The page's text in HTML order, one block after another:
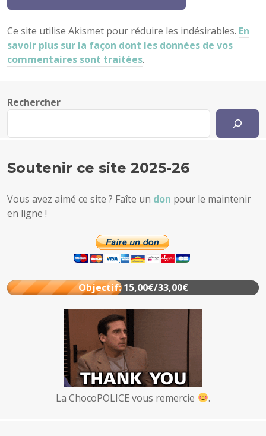
Ce site utilise Akismet pour réduire les indésirables. En
savoir plus sur la façon dont les données de vos
commentaires sont traitées.
Rechercher
Soutenir ce site 2025-26
Vous avez aimé ce site ? Faîte un don pour le maintenir
en ligne !
Objectif: 15,00€/33,00€
La ChocoPOLICE vous remercie .